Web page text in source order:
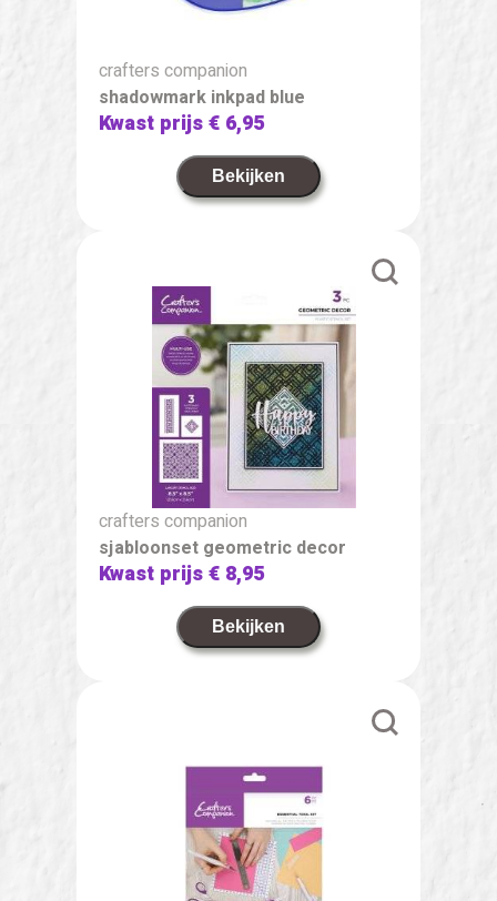
crafters companion
shadowmark inkpad blue
Kwast prijs€ 6,95
Bekijken
crafters companion
sjabloonset geometric decor
Kwast prijs€ 8,95
Bekijken